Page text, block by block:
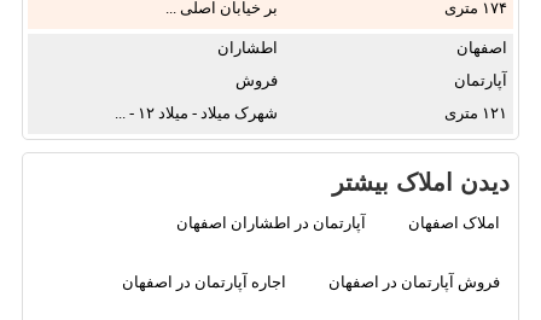
۱۷۴
بر خیابان اصلی ...
اصفهان
اطشاران
آپارتمان
فروش
۱۲۱
شهرک میلاد - میلاد ۱۲ - ...
دیدن املاک بیشتر
املاک اصفهان آپارتمان در اطشاران اصفهان
فروش آپارتمان در اصفهان اجاره آپارتمان در اصفهان